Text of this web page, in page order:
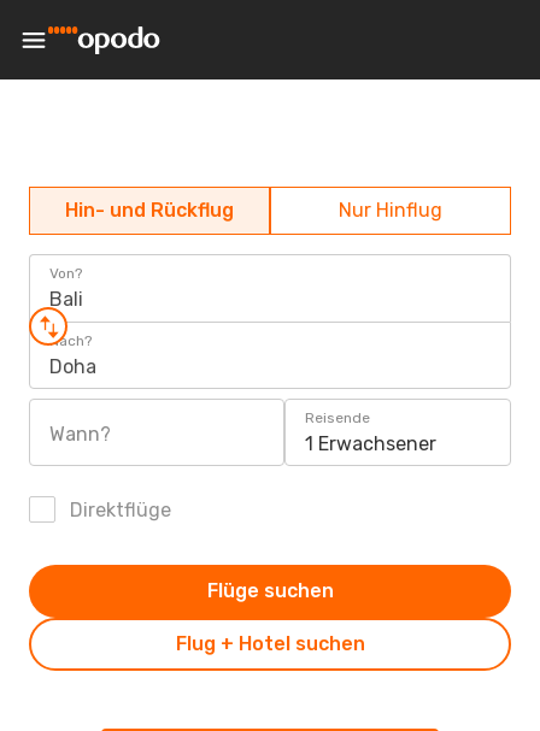
Hin- und Rückflug Nur Hinflug
Von?
Bali
Nach?
Doha
Wann?
Reisende
1 Erwachsener
Direktflüge
Flug + Hotel suchen
Flüge suchen